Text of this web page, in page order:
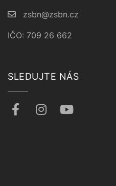
zsbn@zsbn.cz
IČO: 709 26 662
SLEDUJTE NÁS